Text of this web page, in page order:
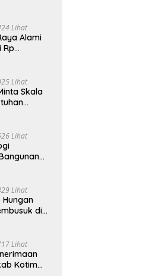
Lihat
Alami
Rp
Lihat
Skala
Lihat
Lihat
Hungan
di
Lihat
Kotim